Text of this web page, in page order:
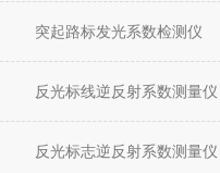
突起路标发光系数检测仪
反光标线逆反射系数测量仪
反光标志逆反射系数测量仪